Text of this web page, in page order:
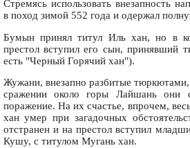
Стремясь использовать внезапность
в поход зимой 552 года и одержал
Бумын принял титул Иль хан, но в
престол вступил его сын, принявший
есть "Черный Горячий хан").
Жужани, внезапно разбитые
сражении около горы Лайшань они
поражение. На их счастье, впрочем,
хан умер при загадочных
отстранен и на престол вступил
Кушу, с титулом Мугань хан.